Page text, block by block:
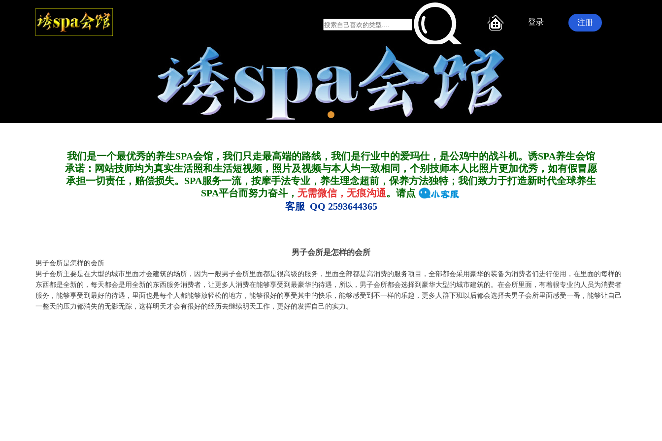
登录 注册
我们是一个最优秀的养生SPA会馆，我们只走最高端的路线，我们是行业中的爱玛仕，是公鸡中的战斗机。诱SPA养生会馆
承诺：网站技师均为真实生活照和生活短视频，照片及视频与本人均一致相同，个别技师本人比照片更加优秀，如有假冒愿
承担一切责任，赔偿损失。SPA服务一流，按摩手法专业，养生理念超前，保养方法独特；我们致力于打造新时代全球养生
SPA平台而努力奋斗， 无需微信，无痕沟通。请点
客服 QQ 2593644365
男子会所是怎样的会所
男子会所是怎样的会所
男子会所主要是在大型的城市里面才会建筑的场所，因为一般男子会所里面都是很高级的服务，里面全部都是高消费的服务项目，全部都会采用豪华的装备为消费者们进行使用，在里面的每样的
东西都是全新的，每天都会是用全新的东西服务消费者，让更多人消费在能够享受到最豪华的待遇，所以，男子会所都会选择到豪华大型的城市建筑的。在会所里面，有着很专业的人员为消费者
服务，能够享受到最好的待遇，里面也是每个人都能够放轻松的地方，能够很好的享受其中的快乐，能够感受到不一样的乐趣，更多人群下班以后都会选择去男子会所里面感受一番，能够让自己
一整天的压力都消失的无影无踪，这样明天才会有很好的经历去继续明天工作，更好的发挥自己的实力。